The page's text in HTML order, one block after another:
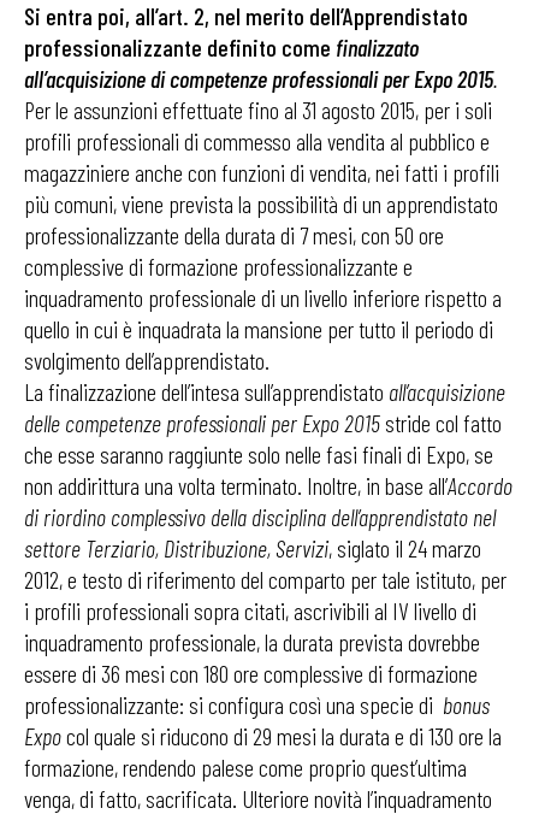
Si entra poi, all’art. 2, nel merito dell’Apprendistato
professionalizzante definito come finalizzato
all’acquisizione di competenze professionali per Expo 2015.
Per le assunzioni effettuate fino al 31 agosto 2015, per i soli
profili professionali di commesso alla vendita al pubblico e
magazziniere anche con funzioni di vendita, nei fatti i profili
più comuni, viene prevista la possibilità di un apprendistato
professionalizzante della durata di 7 mesi, con 50 ore
complessive di formazione professionalizzante e
inquadramento professionale di un livello inferiore rispetto a
quello in cui è inquadrata la mansione per tutto il periodo di
svolgimento dell’apprendistato.
La finalizzazione dell’intesa sull’apprendistato all’acquisizione
delle competenze professionali per Expo 2015 stride col fatto
che esse saranno raggiunte solo nelle fasi finali di Expo, se
non addirittura una volta terminato. Inoltre, in base all’Accordo
di riordino complessivo della disciplina dell’apprendistato nel
settore Terziario, Distribuzione, Servizi, siglato il 24 marzo
2012, e testo di riferimento del comparto per tale istituto, per
i profili professionali sopra citati, ascrivibili al IV livello di
inquadramento professionale, la durata prevista dovrebbe
essere di 36 mesi con 180 ore complessive di formazione
professionalizzante: si configura così una specie di bonus
Expocol quale si riducono di 29 mesi la durata e di 130 ore la
formazione, rendendo palese come proprio quest’ultima
venga, di fatto, sacrificata. Ulteriore novità l’inquadramento